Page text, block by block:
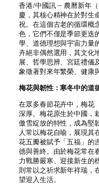
香港/中國訊 — 農曆新年
慶，其核心精神在於對生
祝。在這個古老的循環概
色，它們不僅是季節更迭
學、道德理想與宇宙力量
卉絕非偶然選用，其文化
展、哲學思辨、宮廷禮儀
象徵著對來年繁榮、健康
梅花與韌性：寒冬中的道
在眾多春節花卉中，梅花
深厚。梅花原生於中國，
傲雪綻放的特性，成為堅
人常以梅花自喻，展現其
花五瓣被賦予「五福」的
德與善終。由於梅花常在
力戰勝嚴寒、迎接新生的
則常以之祈求新年祥瑞，
望迎入生活。